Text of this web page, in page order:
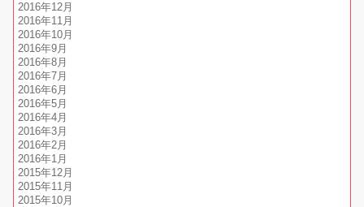
2016年12月
2016年11月
2016年10月
2016年9月
2016年8月
2016年7月
2016年6月
2016年5月
2016年4月
2016年3月
2016年2月
2016年1月
2015年12月
2015年11月
2015年10月